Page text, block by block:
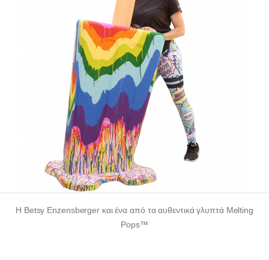
Η Betsy Enzensberger και ένα από τα αυθεντικά γλυπτά Melting
Pops™